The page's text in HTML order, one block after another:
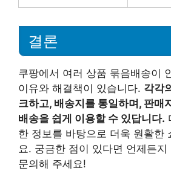
결론
쿠팡에서 여러 상품 묶음배송이
이유와 해결책이 있습니다. 각각
크하고, 배송지를 통일하며, 판매
배송을 쉽게 이용할 수 있답니다.
한 정보를 바탕으로 더욱 원활한
요. 궁금한 점이 있다면 언제든지
문의해 주세요!